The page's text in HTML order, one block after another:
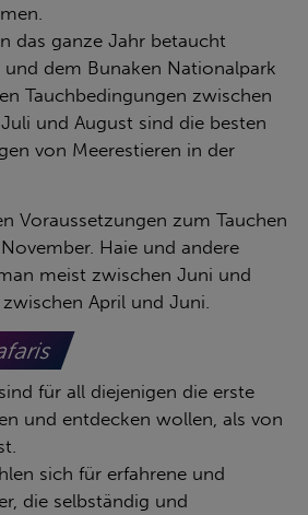
das ganze Jahr betaucht
und dem Bunaken Nationalpark
Tauchbedingungen zwischen
und August sind die besten
von Meerestieren in der
Voraussetzungen zum Tauchen
Haie und andere
meist zwischen Juni und
April und Juni.
für all diejenigen die erste
und entdecken wollen, als von
sich für erfahrene und
die selbständig und